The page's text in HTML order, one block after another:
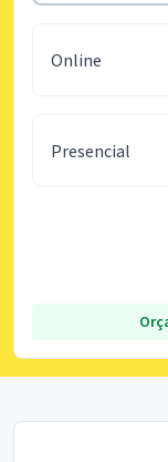
Online
Presencial